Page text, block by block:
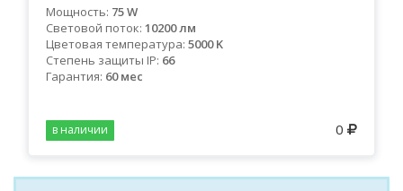
Мощность: 75 W
Световой поток: 10200 лм
Цветовая температура: 5000 K
Степень защиты IP: 66
Гарантия: 60 мес
0
в наличии